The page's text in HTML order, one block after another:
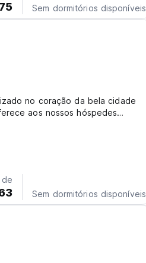
Sem dormitórios disponíveis
no coração da bela cidade
aos nossos hóspedes
Sem dormitórios disponíveis